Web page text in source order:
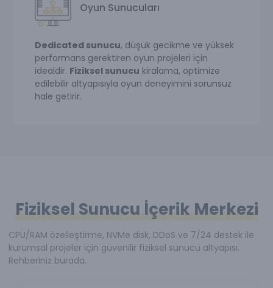
Oyun Sunucuları
Dedicated sunucu, düşük gecikme ve yüksek
performans gerektiren oyun projeleri için
idealdir. Fiziksel sunucu kiralama, optimize
edilebilir altyapısıyla oyun deneyimini sorunsuz
hale getirir.
Fiziksel Sunucu İçerik Merkezi
CPU/RAM özelleştirme, NVMe disk, DDoS ve 7/24 destek ile
kurumsal projeler için güvenilir fiziksel sunucu altyapısı.
Rehberiniz burada.